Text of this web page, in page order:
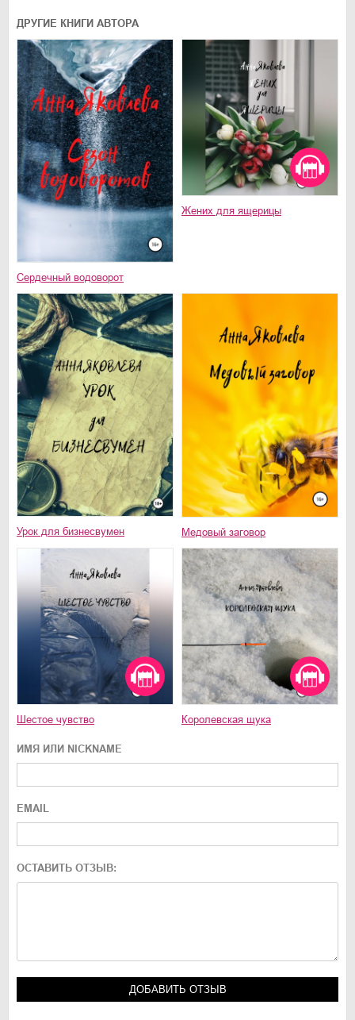
ДРУГИЕ КНИГИ АВТОРА
Сердечный водоворот
Жених для ящерицы
Урок для бизнесвумен Медовый заговор
Шестое чувство Королевская щука
ИМЯ ИЛИ NICKNAME
EMAIL
ОСТАВИТЬ ОТЗЫВ: